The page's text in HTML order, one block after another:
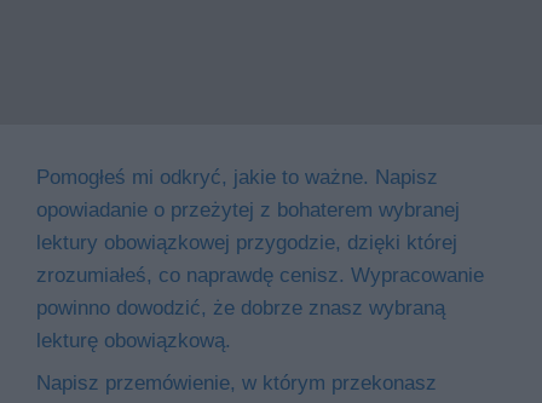
Pomogłeś mi odkryć, jakie to ważne. Napisz
opowiadanie o przeżytej z bohaterem wybranej
lektury obowiązkowej przygodzie, dzięki której
zrozumiałeś, co naprawdę cenisz. Wypracowanie
powinno dowodzić, że dobrze znasz wybraną
lekturę obowiązkową.
Napisz przemówienie, w którym przekonasz